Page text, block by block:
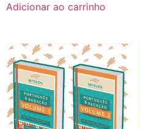
Adicionar ao carrinho